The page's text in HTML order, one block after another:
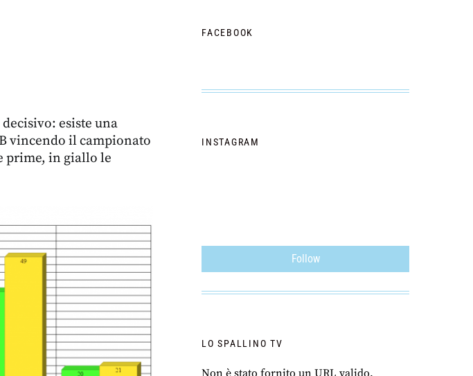
esiste una
vincendo il campionato
prime, in giallo le
FACEBOOK
INSTAGRAM
Follow
LO SPALLINO TV